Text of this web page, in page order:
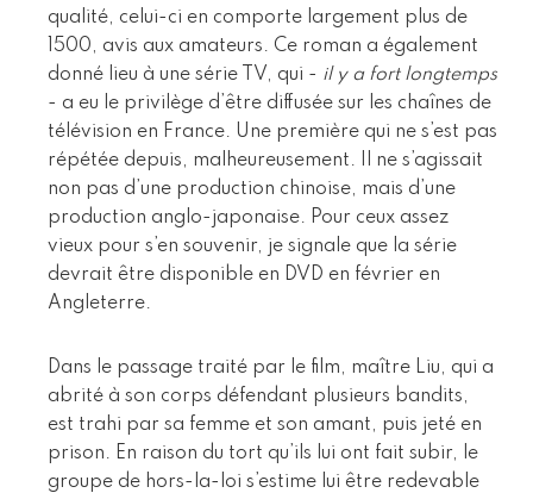
qualité, celui-ci en comporte largement plus de
1500, avis aux amateurs. Ce roman a également
donné lieu à une série TV, qui - il y a fort longtemps
- a eu le privilège d’être diffusée sur les chaînes de
télévision en France. Une première qui ne s’est pas
répétée depuis, malheureusement. Il ne s’agissait
non pas d’une production chinoise, mais d’une
production anglo-japonaise. Pour ceux assez
vieux pour s’en souvenir, je signale que la série
devrait être disponible en DVD en février en
Angleterre.
Dans le passage traité par le film, maître Liu, qui a
abrité à son corps défendant plusieurs bandits,
est trahi par sa femme et son amant, puis jeté en
prison. En raison du tort qu’ils lui ont fait subir, le
groupe de hors-la-loi s’estime lui être redevable